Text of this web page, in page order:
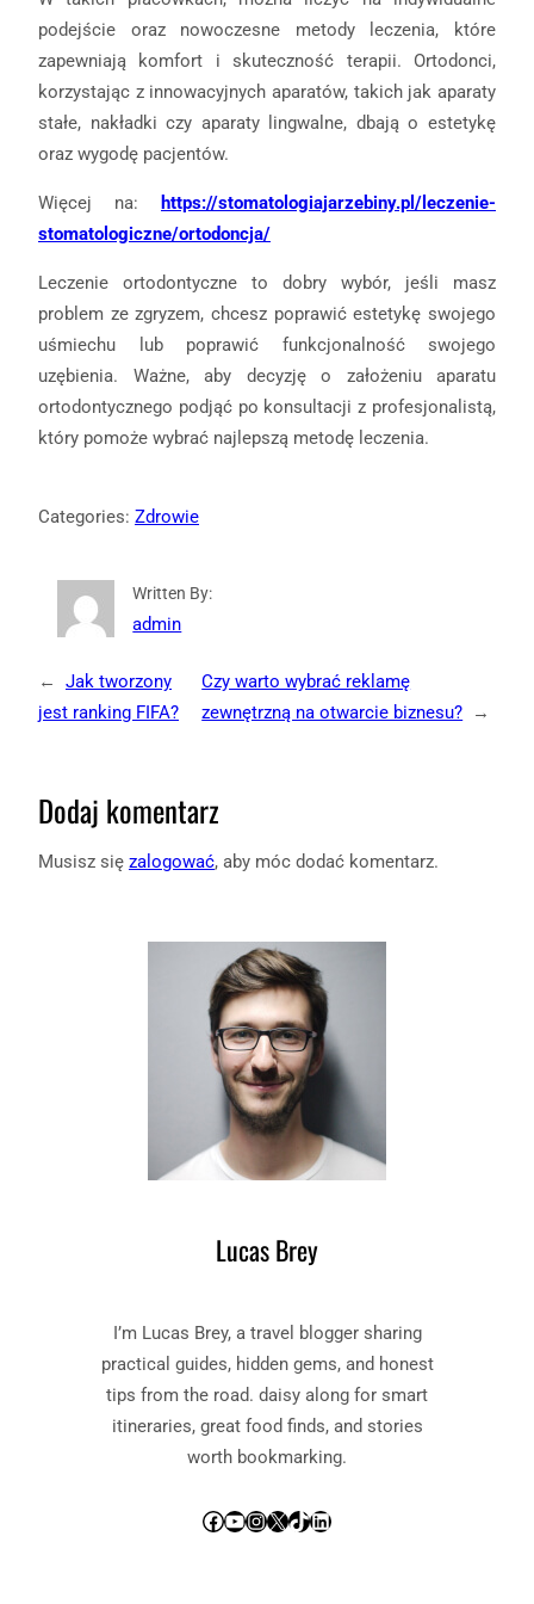
podejście oraz nowoczesne metody leczenia, które
zapewniają komfort i skuteczność terapii. Ortodonci,
korzystając z innowacyjnych aparatów, takich jak aparaty
stałe, nakładki czy aparaty lingwalne, dbają o estetykę
oraz wygodę pacjentów.
Więcej na:
https://stomatologiajarzebiny.pl/leczenie-
stomatologiczne/ortodoncja/
Leczenie ortodontyczne to dobry wybór, jeśli masz
problem ze zgryzem, chcesz poprawić estetykę swojego
uśmiechu lub poprawić funkcjonalność swojego
uzębienia. Ważne, aby decyzję o założeniu aparatu
ortodontycznego podjąć po konsultacji z profesjonalistą,
który pomoże wybrać najlepszą metodę leczenia.
Categories: Zdrowie
Written By:
admin
←
Jak tworzony
jest ranking FIFA?
Czy warto wybrać reklamę
zewnętrzną na otwarcie biznesu?
→
Dodaj komentarz
Musisz się zalogować, aby móc dodać komentarz.
Lucas Brey
I’m Lucas Brey, a travel blogger sharing
practical guides, hidden gems, and honest
tips from the road. daisy along for smart
itineraries, great food finds, and stories
worth bookmarking.
Facebook YouTube InstagramX TikTok LinkedIn